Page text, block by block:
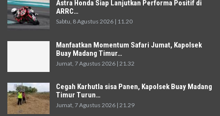
Astra Honda Siap Lanjutkan Performa Positif di
ARRC…
Sabtu, 8 Agustus 2026 | 11.20
Manfaatkan Momentum Safari Jumat, Kapolsek
Buay Madang Timur…
Jumat, 7 Agustus 2026 | 21.32
Cegah Karhutla sisa Panen, Kapolsek Buay Madang
Timur Turun…
Jumat, 7 Agustus 2026 | 21.29